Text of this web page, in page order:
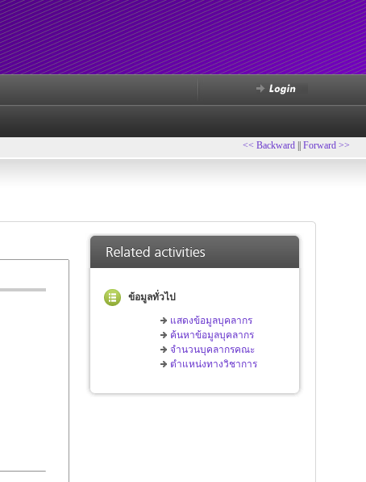
<< Backward Forward >>
ข้อมูลทั่วไป
แสดงข้อมูลบุคลากร
ค้นหาข้อมูลบุคลากร
จำนวนบุคลากรคณะ
ตำแหน่งทางวิชาการ